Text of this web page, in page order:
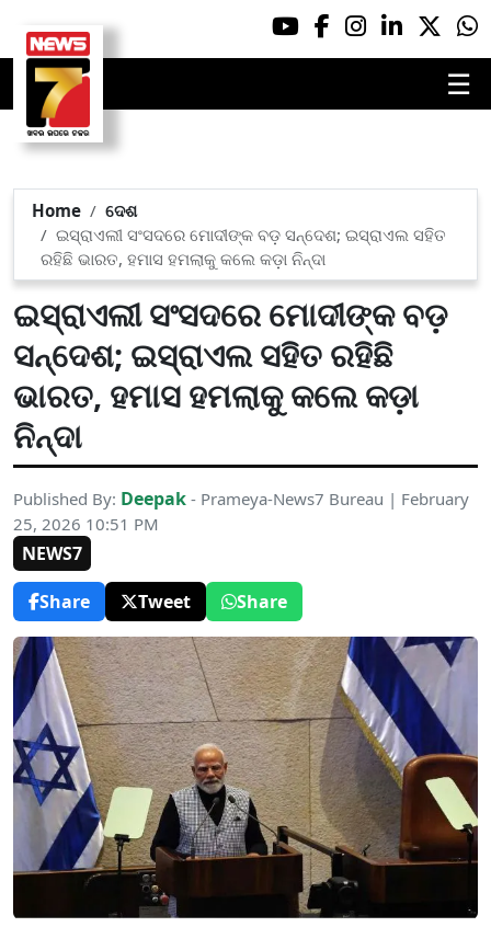
☰
Home
ଦେଶ
ଇସ୍ରାଏଲୀ ସଂସଦରେ ମୋଦୀଙ୍କ ବଡ଼ ସନ୍ଦେଶ; ଇସ୍ରାଏଲ ସହିତ
ରହିଛି ଭାରତ, ହମାସ ହମଲାକୁ କଲେ କଡ଼ା ନିନ୍ଦା
ଇସ୍ରାଏଲୀ ସଂସଦରେ ମୋଦୀଙ୍କ ବଡ଼
ସନ୍ଦେଶ; ଇସ୍ରାଏଲ ସହିତ ରହିଛି
ଭାରତ, ହମାସ ହମଲାକୁ କଲେ କଡ଼ା
ନିନ୍ଦା
Published By: Deepak - Prameya-News7 Bureau | February
25, 2026 10:51 PM
NEWS7
Share
Tweet Share